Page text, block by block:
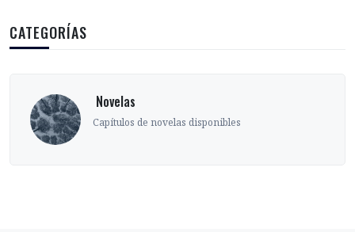
CATEGORÍAS
‎ Novelas
Capítulos de novelas disponibles